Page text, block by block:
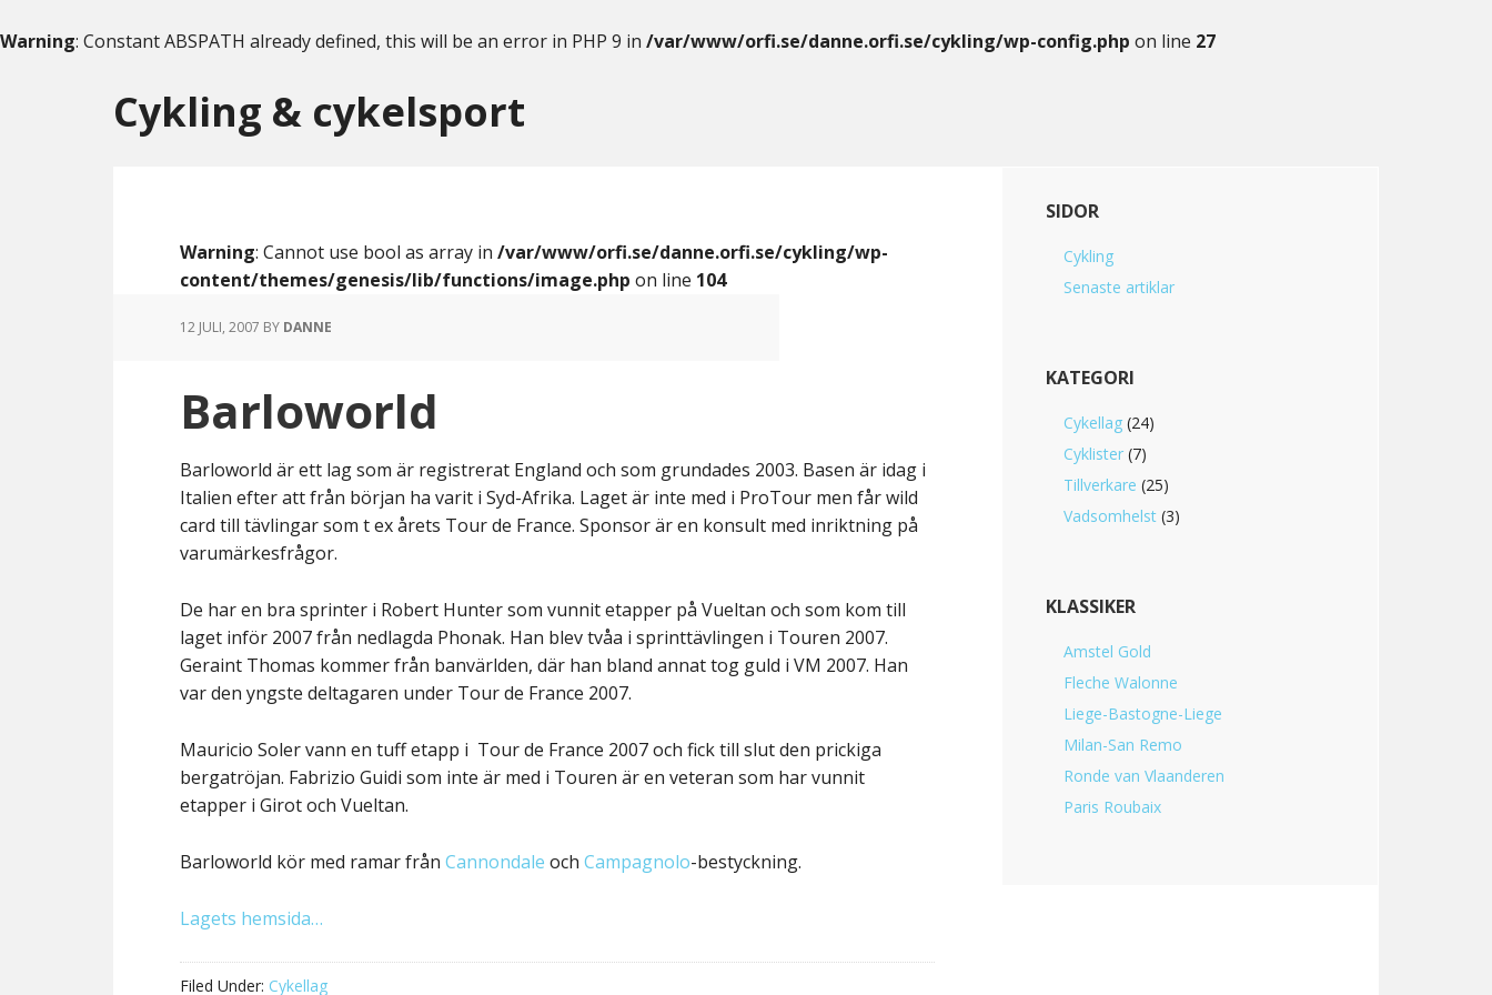
Warning: Constant ABSPATH already defined, this will be an error in PHP 9 in /var/www/orfi.se/danne.orfi.se/cykling/wp-config.php on line 27
to
content
to
primary
Cykling & cykelsport
Warning: Cannot use bool as array in /var/www/orfi.se/danne.orfi.se/cykling/wp-
content/themes/genesis/lib/functions/image.php on line 104
12 JULI, 2007 BY DANNE
Barloworld
Barloworld är ett lag som är registrerat England och som grundades 2003. Basen är idag i
Italien efter att från början ha varit i Syd-Afrika. Laget är inte med i ProTour men får wild
card till tävlingar som t ex årets Tour de France. Sponsor är en konsult med inriktning på
varumärkesfrågor.
De har en bra sprinter i Robert Hunter som vunnit etapper på Vueltan och som kom till
laget inför 2007 från nedlagda Phonak. Han blev tvåa i sprinttävlingen i Touren 2007.
Geraint Thomas kommer från banvärlden, där han bland annat tog guld i VM 2007. Han
var den yngste deltagaren under Tour de France 2007.
Mauricio Soler vann en tuff etapp i Tour de France 2007 och fick till slut den prickiga
bergatröjan. Fabrizio Guidi som inte är med i Touren är en veteran som har vunnit
etapper i Girot och Vueltan.
Barloworld kör med ramar från Cannondale och Campagnolo-bestyckning.
Lagets hemsida…
Filed Under: Cykellag
Primary
Sidebar
SIDOR
Cykling
Senaste artiklar
KATEGORI
Cykellag (24)
Cyklister (7)
Tillverkare (25)
Vadsomhelst (3)
KLASSIKER
Amstel Gold
Fleche Walonne
Liege-Bastogne-Liege
Milan-San Remo
Ronde van Vlaanderen
Paris Roubaix